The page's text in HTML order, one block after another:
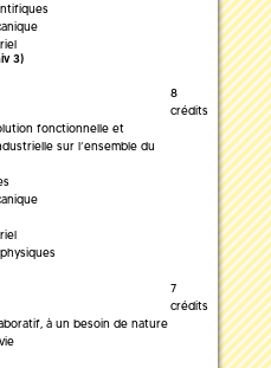
3)
8
crédits
fonctionnelle et
sur l’ensemble du
7
crédits
à un besoin de nature